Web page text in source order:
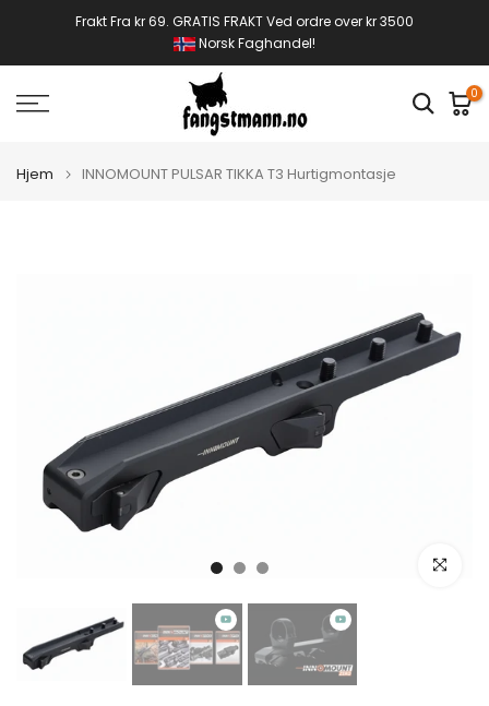
Frakt Fra kr 69. GRATIS FRAKT Ved ordre over kr 3500
Norsk Faghandel!
0
Hjem INNOMOUNT PULSAR TIKKA T3 Hurtigmontasje
Klikk for å